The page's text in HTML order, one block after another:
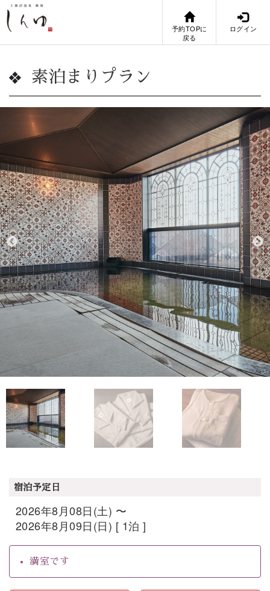
予約TOPに
戻る
ログイン
素泊まりプラン
宿泊予定日
2026年8月08日(土) 〜
2026年8月09日(日) [ 1泊 ]
満室です